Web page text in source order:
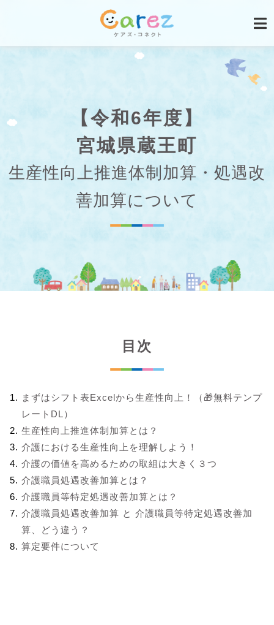
【令和6年度】
宮城県蔵王町
生産性向上推進体制加算・処遇改
善加算について
目次
まずはシフト表Excelから生産性向上！（🎁無料テンプ
レートDL）
生産性向上推進体制加算とは？
介護における生産性向上を理解しよう！
介護の価値を高めるための取組は大きく３つ
介護職員処遇改善加算とは？
介護職員等特定処遇改善加算とは？
介護職員処遇改善加算 と 介護職員等特定処遇改善加
算、どう違う？
算定要件について